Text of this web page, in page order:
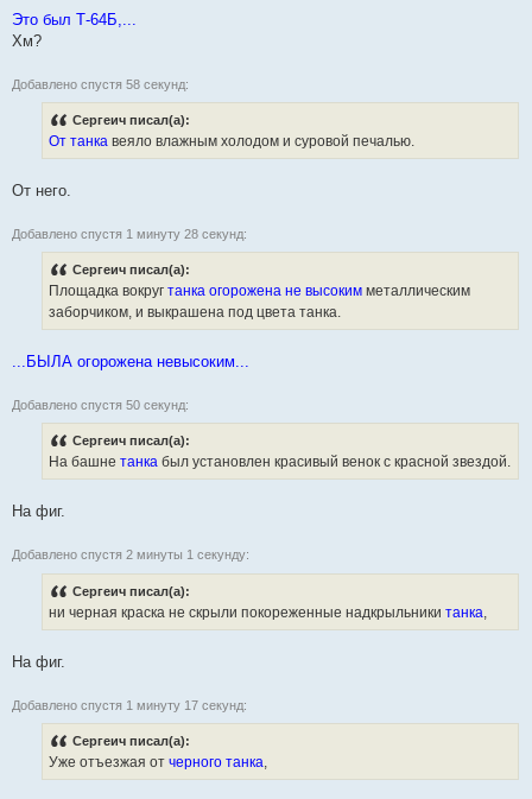
Это был Т-64Б,...
Хм?
Добавлено спустя 58 секунд:
Сергеич писал(а):
От танка веяло влажным холодом и суровой печалью.
От него.
Добавлено спустя 1 минуту 28 секунд:
Сергеич писал(а):
Площадка вокруг танка огорожена не высоким металлическим
заборчиком, и выкрашена под цвета танка.
...БЫЛА огорожена невысоким...
Добавлено спустя 50 секунд:
Сергеич писал(а):
На башне танка был установлен красивый венок с красной звездой.
На фиг.
Добавлено спустя 2 минуты 1 секунду:
Сергеич писал(а):
ни черная краска не скрыли покореженные надкрыльники танка
На фиг.
Добавлено спустя 1 минуту 17 секунд:
Сергеич писал(а):
Уже отъезжая от черного танка